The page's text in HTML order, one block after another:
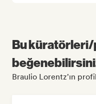
Bu
Braulio Lorentz'ın